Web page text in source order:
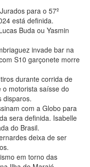
para o 57º
está definida.
Buda ou Yasmin
invade bar na
S10 garçonete morre
durante corrida de
motorista saísse do
disparos.
com a Globo para
sera definida. Isabelle
do Brasil.
deixa de ser
em torno das